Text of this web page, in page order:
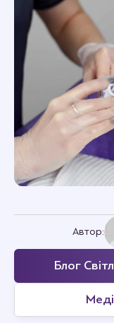
Автор:
Блог